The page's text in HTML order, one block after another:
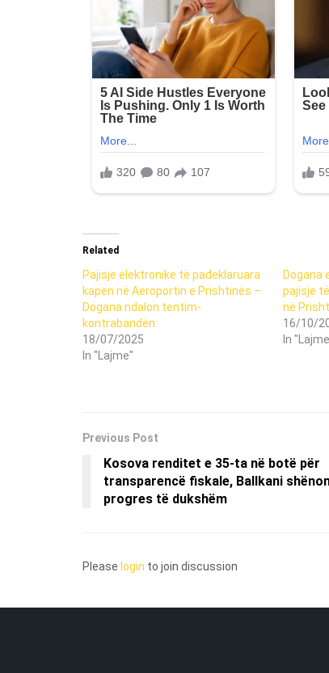
Related
Pajisje elektronike të padeklaruara
kapen në Aeroportin e Prishtinës –
Dogana ndalon tentim-
kontrabandën
18/07/2025
In "Lajme"
Dogana
pajisje
në
16/10/
In
Previous Post
Kosova renditet e 35-ta në botë për
transparencë fiskale, Ballkani
progres të dukshëm
Please login to join discussion